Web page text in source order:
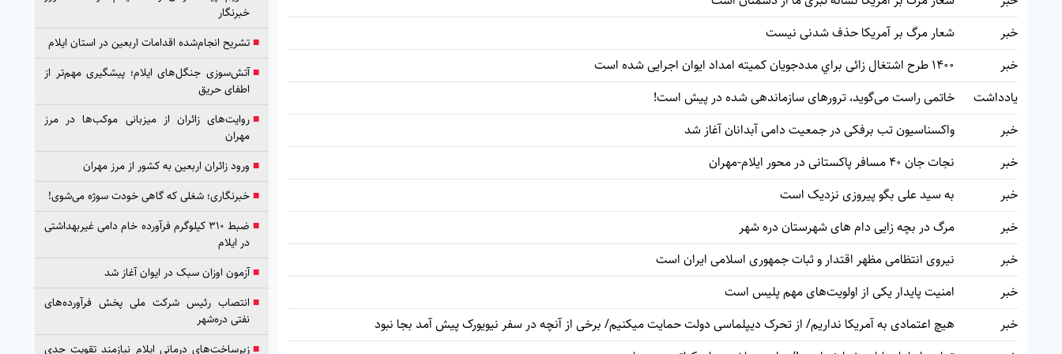
خبر
شعار مرگ بر آمریکا حذف شدنی نیست
خبر
1400 طرح اشتغال زائی براي مددجويان کميته امداد ايوان اجرایی شده است
یادداشت
خاتمی راست می‌گوید، ترورهای سازماندهی شده در پیش است!
خبر
واکسناسیون تب برفکی در جمعیت دامی آبدانان آغاز شد
خبر
نجات جان 40 مسافر پاکستانی در محور ایلام-مهران
خبر
به سید علی بگو پیروزی نزدیک است
خبر
مرگ در بچه زایی دام های شهرستان دره شهر
خبر
نیروی انتظامی مظهر اقتدار و ثبات جمهوری اسلامی ایران است
خبر
امنیت پایدار یکی از اولویت‌های مهم پلیس است
خبر
هیچ اعتمادی به آمریکا نداریم/ از تحرک دیپلماسی دولت حمایت میکنیم/ برخی از آنچه در سفر نیویورک پیش آمد بجا نبود
خبرنگار
■تشریح انجام‌شده اقدامات اربعین در استان ایلام
■آتش‌سوزی جنگل‌های ایلام؛ پیشگیری مهم‌تر از
اطفای حریق
■روایت‌های زائران از میزبانی موکب‌ها در مرز
مهران
■ ورود زائران اربعین به کشور از مرز مهران
■خبرنگاری؛ شغلی که گاهی خودت سوژه می‌شوی!
■
ضبط ۳۱۰ کیلوگرم فرآورده خام دامی غیربهداشتی
در ایلام
■آزمون اوزان سبک در ایوان آغاز شد
■ انتصاب رئیس شرکت ملی پخش فرآورده‌های
نفتی دره‌شهر
■زیرساخت‌های درمانی ایلام نیازمند تقویت جدی